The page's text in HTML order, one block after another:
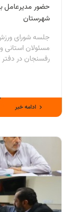
حضور مدیرعامل
شهرستان
جلسه شورای
مسئولان
رفسنجان در
ادامه خبر